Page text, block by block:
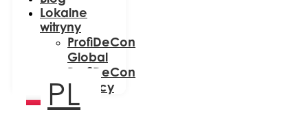
Lokalne
witryny
ProfiDeCon
Global
ProfiDeCon
Niemcy
PL